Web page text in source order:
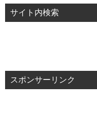
サイト内検索
スポンサーリンク